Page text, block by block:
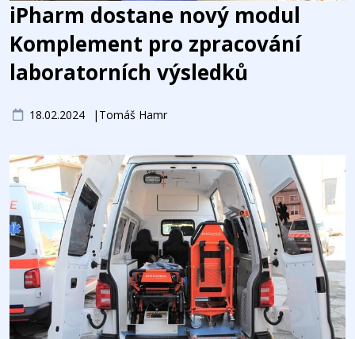
iPharm dostane nový modul
Komplement pro zpracování
laboratorních výsledků
18.02.2024 Tomáš Hamr